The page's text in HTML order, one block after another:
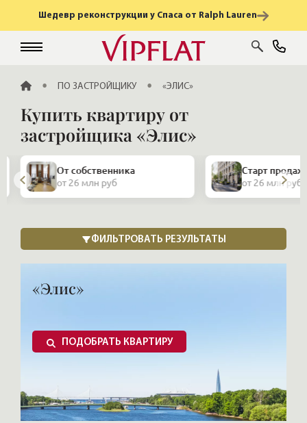
Шедевр реконструкции у Спаса от Ralph Lauren
ГЛАВНАЯПО ЗАСТРОЙЩИКУ «ЭЛИС»
Купить квартиру от
застройщика «Элис»
От собственника
от 26 млн руб
Старт продаж
от 26 млн руб
«Элис»
ПОДОБРАТЬ КВАРТИРУ